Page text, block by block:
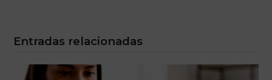
Entradas relacionadas